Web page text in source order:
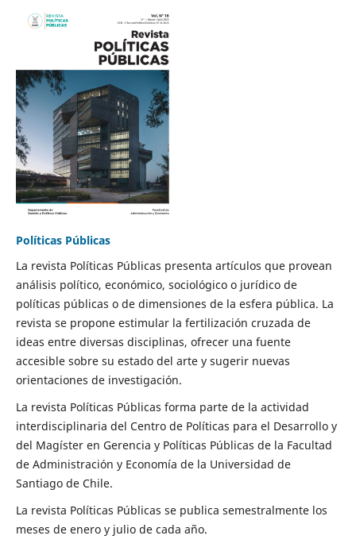
Políticas Públicas
La revista Políticas Públicas presenta artículos que provean
análisis político, económico, sociológico o jurídico de
políticas públicas o de dimensiones de la esfera pública. La
revista se propone estimular la fertilización cruzada de
ideas entre diversas disciplinas, ofrecer una fuente
accesible sobre su estado del arte y sugerir nuevas
orientaciones de investigación.
La revista Políticas Públicas forma parte de la actividad
interdisciplinaria del Centro de Políticas para el Desarrollo y
del Magíster en Gerencia y Políticas Públicas de la Facultad
de Administración y Economía de la Universidad de
Santiago de Chile.
La revista Políticas Públicas se publica semestralmente los
meses de enero y julio de cada año.